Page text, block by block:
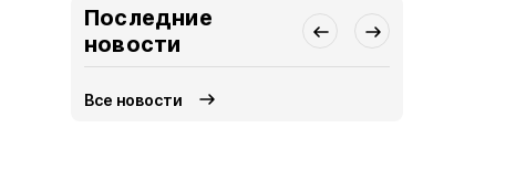
Последние
новости
Все новости